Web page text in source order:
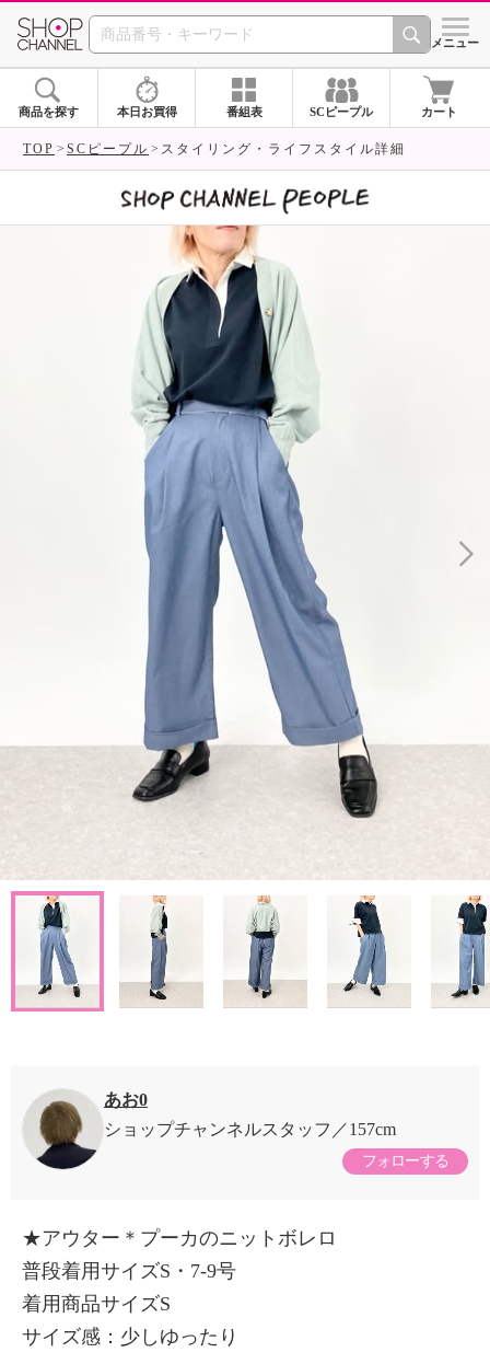
SHOP CHANNEL シメニュー
商品を探す 本日お買得 番組表 SCピープル カート
TOP SCピープル スタイリング・ライフスタイル詳細
あお0
ショップチャンネルスタッフ
157cm
フォローする
★アウター＊プーカのニットボレロ
普段着用サイズS・7-9号
着用商品サイズS
サイズ感：少しゆったり